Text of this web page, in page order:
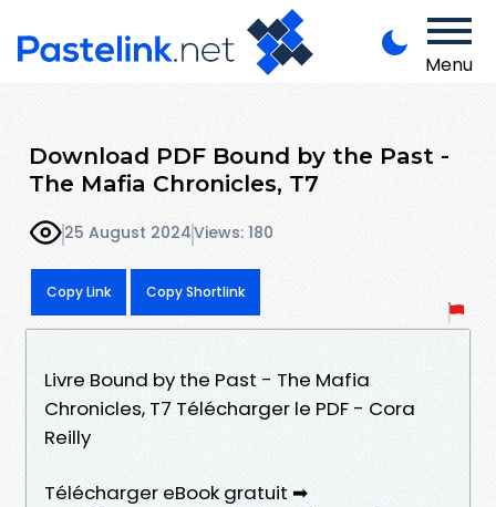
Menu
Download PDF Bound by the Past -
The Mafia Chronicles, T7
25 August 2024Views: 180
Copy Link Copy Shortlink
Livre Bound by the Past - The Mafia
Chronicles, T7 Télécharger le PDF - Cora
Reilly
Télécharger eBook gratuit ➡